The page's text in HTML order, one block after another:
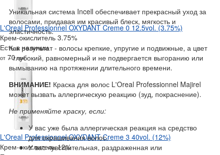
Уникальная система Incell обеспечивает прекрасный уход за
волосами, придавая им красивый блеск, мягкость и
эластичность.
Как результат - волосы крепкие, упругие и подвижные, а цвет
- глубокий, равномерный и не подвергается выгоранию или
вымыванию на протяжении длительного времени.
ВНИМАНИЕ! Краска для волос L'Oreal Professionnel Majirel
может вызвать аллергическую реакцию (зуд, покраснение).
Не применяйте краску, если:
У вас уже была аллергическая реакция на средство
для окрашивания волос.
У вас чувствительная, раздраженная или
L'Oreal Professionnel OXYDANT Creme 0 12.5vol. (3.75%)
Крем-окислитель 3.75%
Есть в наличии
от 70грн
L'Oreal Professionnel OXYDANT Creme 3 40vol. (12%)
Крем-окислитель 12%